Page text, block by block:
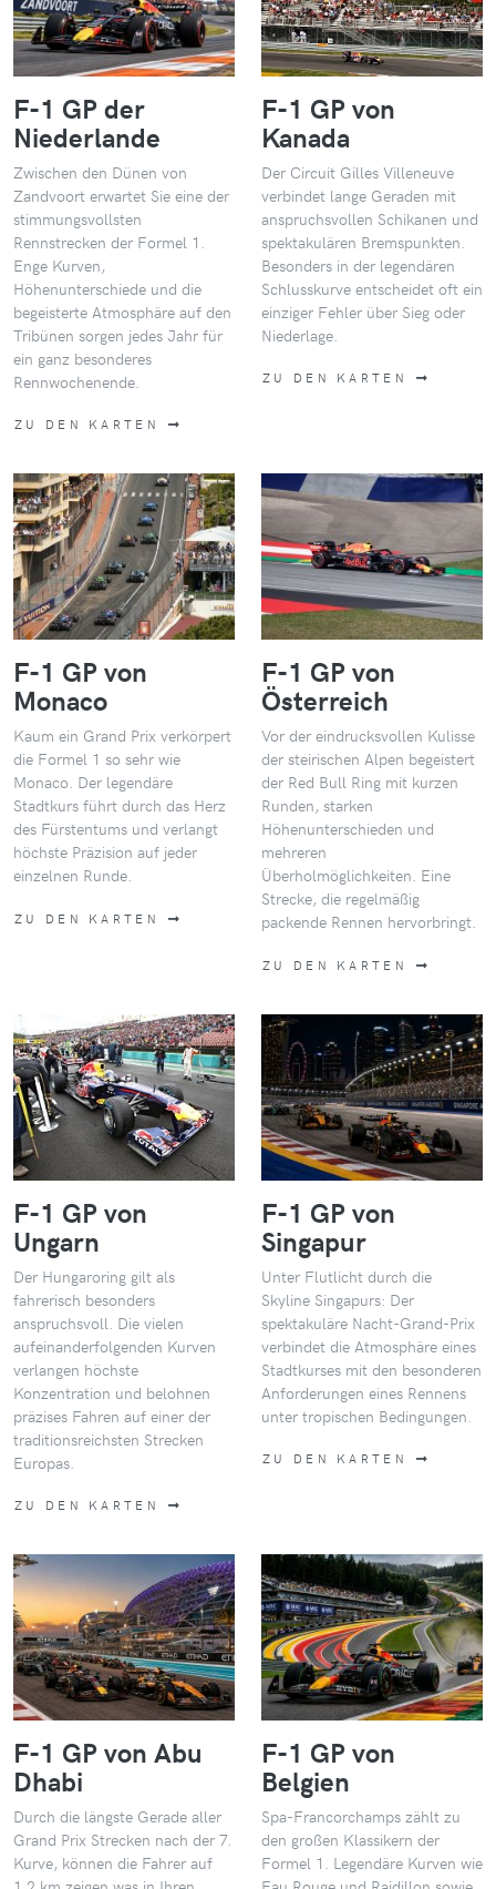
F-1 GP der
Niederlande
Zwischen den Dünen von
Zandvoort erwartet Sie eine der
stimmungsvollsten
Rennstrecken der Formel 1.
Enge Kurven,
Höhenunterschiede und die
begeisterte Atmosphäre auf den
Tribünen sorgen jedes Jahr für
ein ganz besonderes
Rennwochenende.
ZU DEN KARTEN
F-1 GP von
Kanada
Der Circuit Gilles Villeneuve
verbindet lange Geraden mit
anspruchsvollen Schikanen und
spektakulären Bremspunkten.
Besonders in der legendären
Schlusskurve entscheidet oft ein
einziger Fehler über Sieg oder
Niederlage.
ZU DEN KARTEN
F-1 GP von
Monaco
Kaum ein Grand Prix verkörpert
die Formel 1 so sehr wie
Monaco. Der legendäre
Stadtkurs führt durch das Herz
des Fürstentums und verlangt
höchste Präzision auf jeder
einzelnen Runde.
ZU DEN KARTEN
F-1 GP von
Österreich
Vor der eindrucksvollen Kulisse
der steirischen Alpen begeistert
der Red Bull Ring mit kurzen
Runden, starken
Höhenunterschieden und
mehreren
Überholmöglichkeiten. Eine
Strecke, die regelmäßig
packende Rennen hervorbringt.
ZU DEN KARTEN
F-1 GP von
Ungarn
Der Hungaroring gilt als
fahrerisch besonders
anspruchsvoll. Die vielen
aufeinanderfolgenden Kurven
verlangen höchste
Konzentration und belohnen
präzises Fahren auf einer der
traditionsreichsten Strecken
Europas.
ZU DEN KARTEN
F-1 GP von
Singapur
Unter Flutlicht durch die
Skyline Singapurs: Der
spektakuläre Nacht-Grand-Prix
verbindet die Atmosphäre eines
Stadtkurses mit den besonderen
Anforderungen eines Rennens
unter tropischen Bedingungen.
ZU DEN KARTEN
F-1 GP von Abu
Dhabi
Durch die längste Gerade aller
Grand Prix Strecken nach der 7.
Kurve, können die Fahrer auf
F-1 GP von
Belgien
Spa-Francorchamps zählt zu
den großen Klassikern der
Formel 1. Legendäre Kurven wie